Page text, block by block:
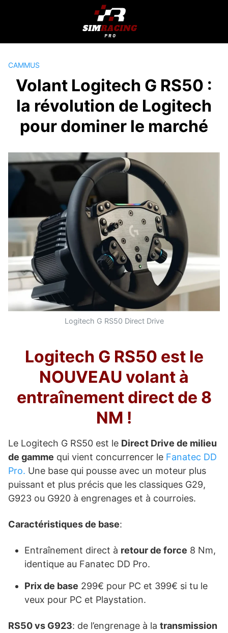
CAMMUS
Volant Logitech G RS50 :
la révolution de Logitech
pour dominer le marché
Logitech G RS50 Direct Drive
Logitech G RS50 est le
NOUVEAU volant à
entraînement direct de 8
NM !
Le Logitech G RS50 est le Direct Drive de milieu
de gamme qui vient concurrencer le Fanatec DD
Pro. Une base qui pousse avec un moteur plus
puissant et plus précis que les classiques G29,
G923 ou G920 à engrenages et à courroies.
Caractéristiques de base:
Entraînement direct à retour de force 8 Nm,
identique au Fanatec DD Pro.
Prix de base 299€ pour PC et 399€ si tu le
veux pour PC et Playstation.
RS50 vs G923: de l’engrenage à la transmission